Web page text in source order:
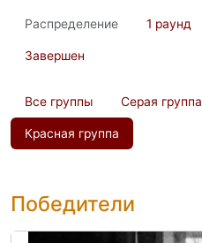
Распределение 1 раунд
Завершен
Все группы Серая группа
Красная группа
Победители